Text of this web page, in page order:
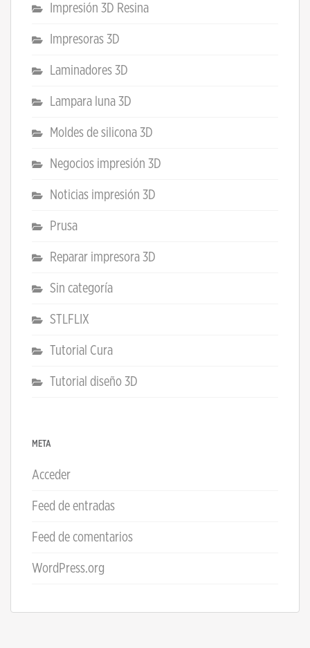
Impresión 3D Resina
Impresoras 3D
Laminadores 3D
Lampara luna 3D
Moldes de silicona 3D
Negocios impresión 3D
Noticias impresión 3D
Prusa
Reparar impresora 3D
Sin categoría
STLFLIX
Tutorial Cura
Tutorial diseño 3D
META
Acceder
Feed de entradas
Feed de comentarios
WordPress.org